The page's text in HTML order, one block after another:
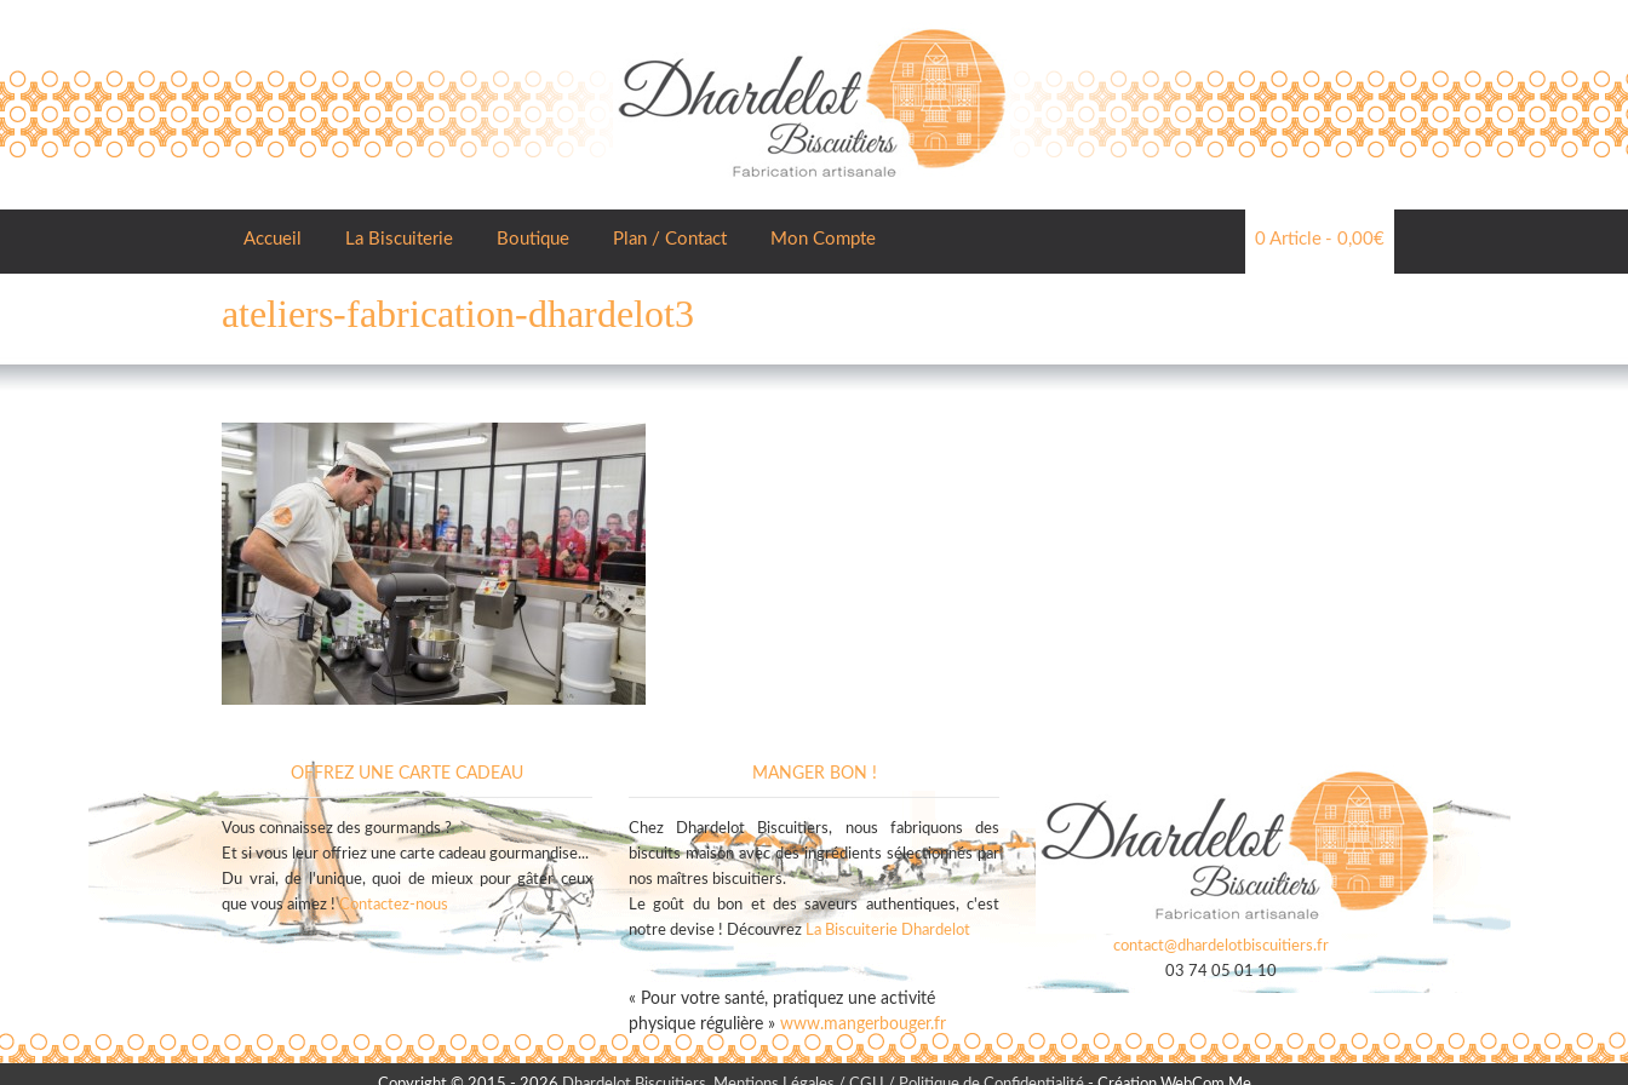
Accueil La Biscuiterie Boutique Plan / Contact Mon Compte 0 Article 0,00€
ateliers-fabrication-dhardelot3
OFFREZ UNE CARTE CADEAU
Vous connaissez des gourmands ?
Et si vous leur offriez une carte cadeau gourmandise...
Du vrai, de l'unique, quoi de mieux pour gâter ceux
que vous aimez !Contactez-nous
MANGER BON !
Chez Dhardelot Biscuitiers, nous fabriquons des
biscuits maison avec des ingrédients sélectionnés par
nos maîtres biscuitiers.
Le goût du bon et des saveurs authentiques, c'est
notre devise ! Découvrez La Biscuiterie Dhardelot
« Pour votre santé, pratiquez une activité
physique régulière » www.mangerbouger.fr
contact@dhardelotbiscuitiers.fr
03 74 05 01 10